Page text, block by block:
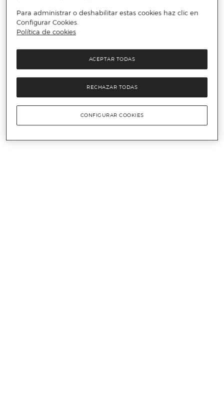
Para administrar o deshabilitar estas cookies haz clic en
Configurar Cookies.
Política de cookies
RECHAZAR TODAS
ACEPTAR TODAS
CONFIGURAR COOKIES